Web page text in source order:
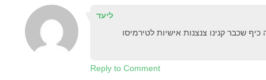
ליעד
כיף שכבר קנינו צנצנות אישיות לטירמיסו
Reply to Comment